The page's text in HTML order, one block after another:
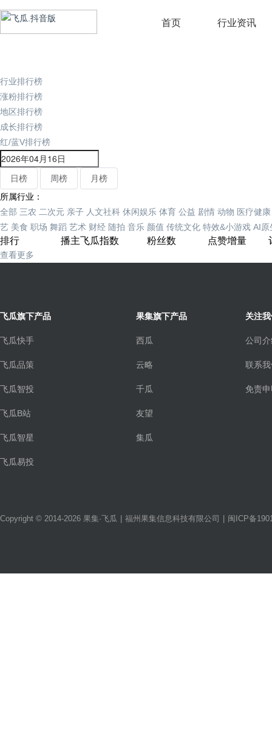
首页 行业资讯
行业排行榜
涨粉排行榜
地区排行榜
成长排行榜
红/蓝V排行榜
日榜 周榜
月榜
所属行业：
全部 三农 二次元 亲子 人文社科 休闲娱乐 体育 公益 剧情 动物 医疗健康
艺 美食 职场 舞蹈 艺术 财经 随拍 音乐 颜值 传统文化 特效&小游戏 AI原
排行 播主飞瓜指数 粉丝数 点赞增量
查看更多
飞瓜旗下产品
飞瓜快手
飞瓜品策
飞瓜智投
飞瓜B站
飞瓜智星
飞瓜易投
果集旗下产品
西瓜
云略
千瓜
友望
集瓜
关注
公司
联系
免责
Copyright © 2014-2026 果集·飞瓜 福州果集信息科技有限公司 闽ICP备